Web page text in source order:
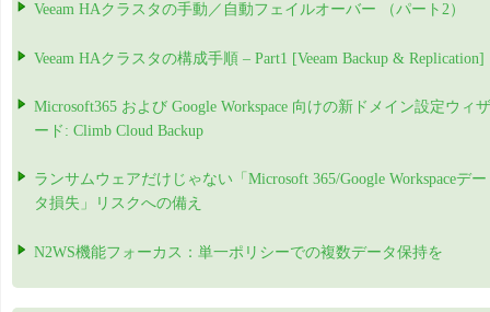
Veeam HAクラスタの手動／自動フェイルオーバー （パート2）
Veeam HAクラスタの構成手順 – Part1 [Veeam Backup & Replication]
Microsoft365 および Google Workspace 向けの新ドメイン設定ウィザ
ード: Climb Cloud Backup
ランサムウェアだけじゃない「Microsoft 365/Google Workspaceデー
タ損失」リスクへの備え
N2WS機能フォーカス：単一ポリシーでの複数データ保持を